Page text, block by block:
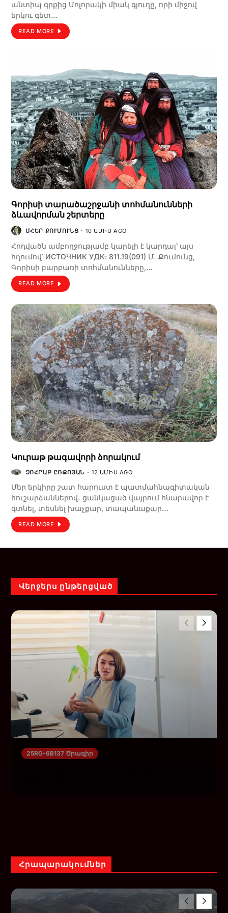
անտիպ գրքից Մոլորակի միակ գյուղը, որի միջով
երկու գետ…
READ MORE
Գորիսի տարածաշրջանի տոհմանունների
ձևավորման շերտերը
ՄՀԵՐ ՔՈՒՄՈՒՆՑ 10 ԱՄԻՍ AGO
Հոդվածն ամբողջությամբ կարելի է կարդալ՝ այս
հղումով՝ ИСТОЧНИК УДК: 811.19(091) Մ․ Քումունց,
Գորիսի բարբառի տոհմանունները,…
READ MORE
Կուրաթ թագավորի ձորակում
ԶՈՀՐԱԲ ԸՌՔՈՅԱՆ 12 ԱՄԻՍ AGO
Մեր երկիրը շատ հարուստ է պատմահնագիտական
հուշարձաններով․ ցանկացած վայրում հնարավոր է
գտնել, տեսնել խաչքար, տապանաքար…
READ MORE
Վերջերս ընթերցված
25RG-6B137 Ծրագիր
Հրապարակումներ